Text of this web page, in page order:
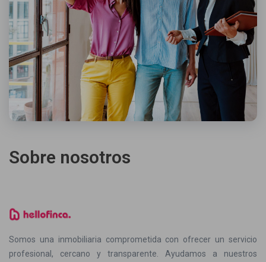
Sobre nosotros
Somos una inmobiliaria comprometida con ofrecer un servicio
profesional, cercano y transparente. Ayudamos a nuestros